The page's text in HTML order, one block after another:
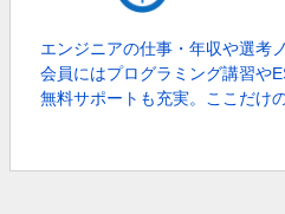
エンジニアの仕事・年収や選考
会員にはプログラミング講習や
無料サポートも充実。 ここだけ